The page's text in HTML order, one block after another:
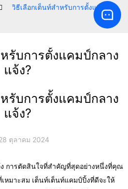
วิธีเลือกเต็นท์สำหรับการตั้งแคมป์
รับการตั้งแคมป์กลาง
แจ้ง?
รับการตั้งแคมป์กลาง
แจ้ง?
ตุลาคม 2024
ง การตัดสินใจที่สำคัญที่สุดอย่างหนึ่งที่คุณ
หมาะสม เต็นท์เต็นท์แคมป์ปิ้งที่ดีจะให้